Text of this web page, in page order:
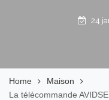
24
Home
Maison
La télécommande